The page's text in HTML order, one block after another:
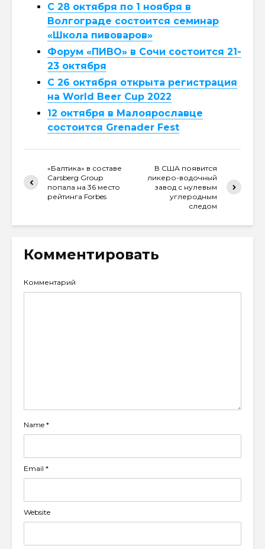
C 28 октября по 1 ноября в
Волгограде состоится семинар
«Школа пивоваров»
Форум «ПИВО» в Сочи состоится 21-
23 октября
С 26 октября открыта регистрация
на World Beer Cup 2022
12 октября в Малоярославце
состоится Grenader Fest
«Балтика» в составе
Carsberg Group
попала на 36 место
рейтинга Forbes
В США появится
ликеро-водочный
завод с нулевым
углеродным
следом
Комментировать
Комментарий
Name *
Email *
Website